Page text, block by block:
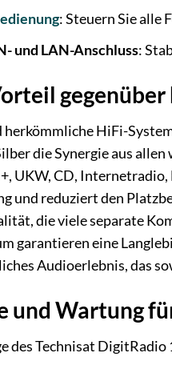
: Steuern Sie alle
und LAN-Anschluss:
herkömmliche HiFi-
die Synergie aus
UKW, CD,
und reduziert den
die viele separate
garantieren eine
Audioerlebnis, das
und Wartung
des Technisat